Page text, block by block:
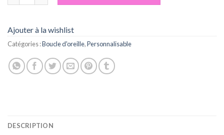
Ajouter à la wishlist
Catégories :Boucle d'oreille,Personnalisable
DESCRIPTION